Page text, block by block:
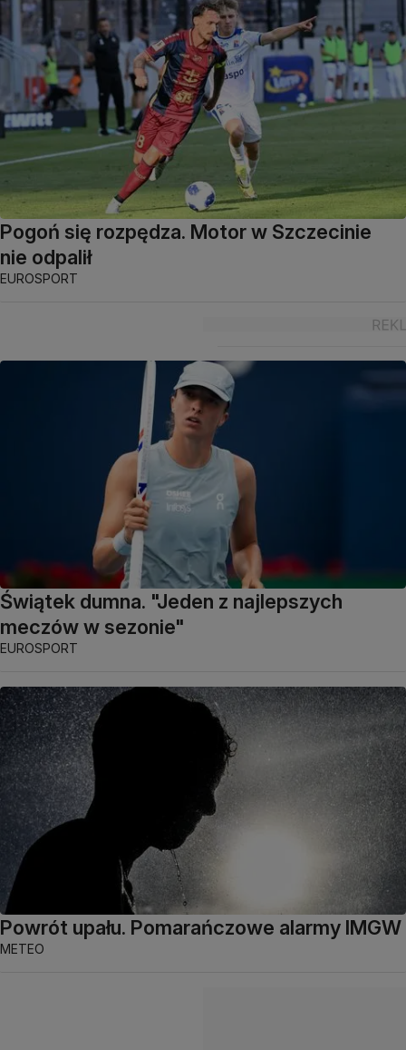
Pogoń się rozpędza. Motor w Szczecinie
nie odpalił
EUROSPORT
Świątek dumna. "Jeden z najlepszych
meczów w sezonie"
EUROSPORT
Powrót upału. Pomarańczowe alarmy IMGW
METEO